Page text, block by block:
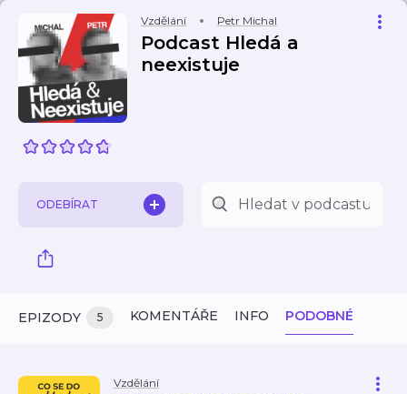
Vzdělání Petr Michal
Podcast Hledá a
neexistuje
ODEBÍRAT
EPIZODY 5 KOMENTÁŘE INFO PODOBNÉ
Vzdělání